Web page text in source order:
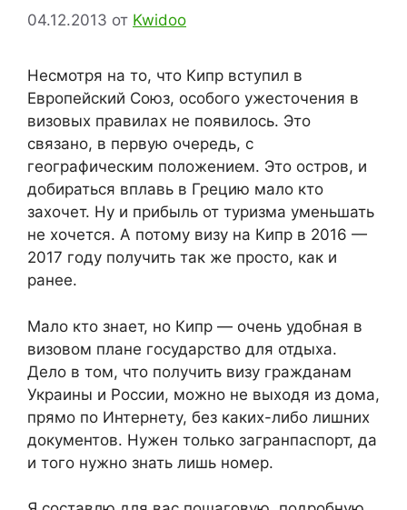
04.12.2013 от Kwidoo
Несмотря на то, что Кипр вступил в
Европейский Союз, особого ужесточения в
визовых правилах не появилось. Это
связано, в первую очередь, с
географическим положением. Это остров, и
добираться вплавь в Грецию мало кто
захочет. Ну и прибыль от туризма уменьшать
не хочется. А потому визу на Кипр в 2016 —
2017 году получить так же просто, как и
ранее.
Мало кто знает, но Кипр — очень удобная в
визовом плане государство для отдыха.
Дело в том, что получить визу гражданам
Украины и России, можно не выходя из дома,
прямо по Интернету, без каких-либо лишних
документов. Нужен только загранпаспорт, да
и того нужно знать лишь номер.